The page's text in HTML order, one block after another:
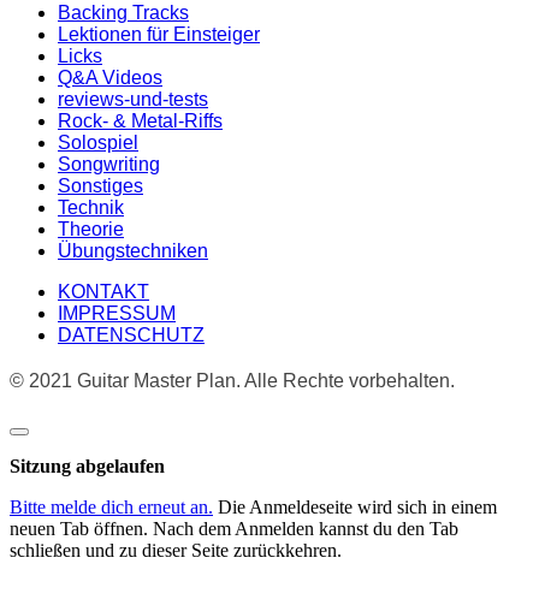
Backing Tracks
Lektionen für Einsteiger
Licks
Q&A Videos
reviews-und-tests
Rock- & Metal-Riffs
Solospiel
Songwriting
Sonstiges
Technik
Theorie
Übungstechniken
KONTAKT
IMPRESSUM
DATENSCHUTZ
© 2021 Guitar Master Plan. Alle Rechte vorbehalten.
Dialog
schließen
Sitzung abgelaufen
Bitte melde dich erneut an. Die Anmeldeseite wird sich in einem
neuen Tab öffnen. Nach dem Anmelden kannst du den Tab
schließen und zu dieser Seite zurückkehren.